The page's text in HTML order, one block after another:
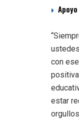
con
estar